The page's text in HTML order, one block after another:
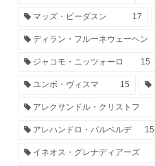
マッズ・ピーダスン 17
ディラン・フルーネウェーヘン
ジャコモ・ニッツォーロ 15
ユンボ・ヴィスマ 15
アレクサンドル・クリストフ
アレハンドロ・バルベルデ 15
イネオス・グレナディアーズ